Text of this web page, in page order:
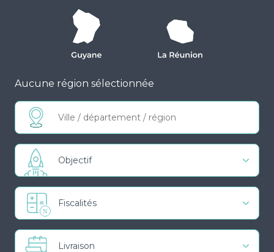
Aucune région sélectionnée